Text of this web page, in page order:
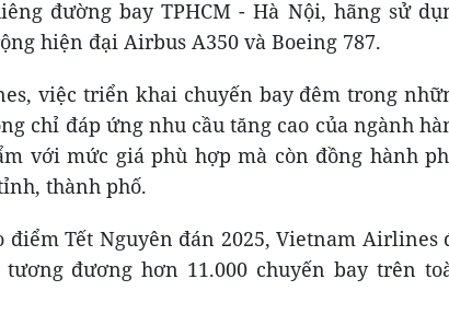
đường bay TPHCM - Hà Nội, hãng sử
hiện đại Airbus A350 và Boeing 787.
việc triển khai chuyến bay đêm trong
chỉ đáp ứng nhu cầu tăng cao của ngành
với mức giá phù hợp mà còn đồng hành
thành phố.
điểm Tết Nguyên đán 2025, Vietnam Airlines
đương hơn 11.000 chuyến bay trên